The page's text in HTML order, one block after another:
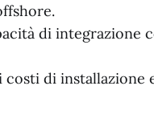
di integrazione
costi di